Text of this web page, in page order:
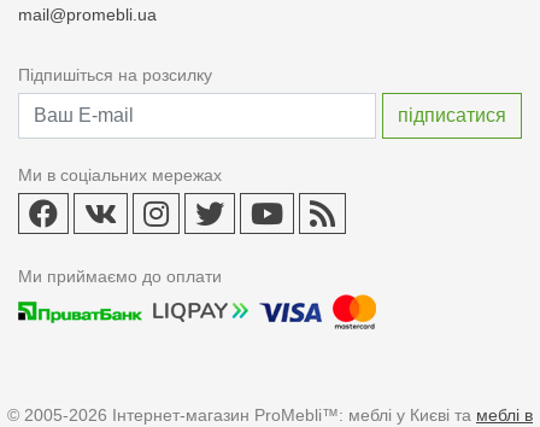
mail@promebli.ua
Підпишіться на розсилку
Ми в соціальних мережах
Ми приймаємо до оплати
© 2005-2026 Інтернет-магазин ProMebli™: меблі у Києві та меблі в